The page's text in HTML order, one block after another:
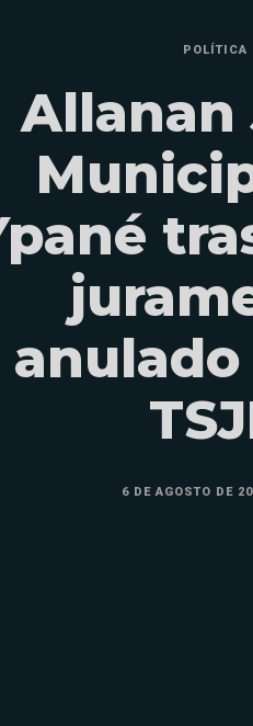
POLÍTICA
Allanan
6 DE AGOSTO DE